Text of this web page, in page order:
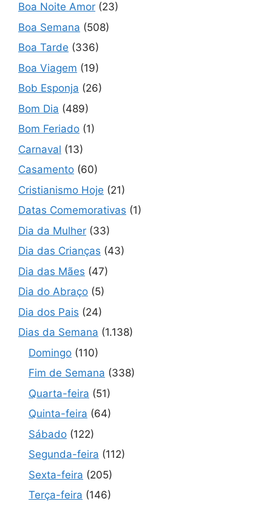
Boa Noite Amor (23)
Boa Semana (508)
Boa Tarde (336)
Boa Viagem (19)
Bob Esponja (26)
Bom Dia (489)
Bom Feriado (1)
Carnaval (13)
Casamento (60)
Cristianismo Hoje (21)
Datas Comemorativas (1)
Dia da Mulher (33)
Dia das Crianças (43)
Dia das Mães (47)
Dia do Abraço (5)
Dia dos Pais (24)
Dias da Semana (1.138)
Domingo (110)
Fim de Semana (338)
Quarta-feira (51)
Quinta-feira (64)
Sábado (122)
Segunda-feira (112)
Sexta-feira (205)
Terça-feira (146)